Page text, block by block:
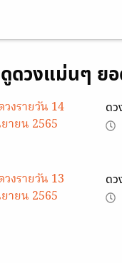
ดูดวงแม่นๆ ย
ด
ด